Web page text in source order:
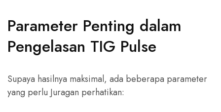
Parameter Penting dalam
Pengelasan TIG Pulse
Supaya hasilnya maksimal, ada beberapa parameter
yang perlu Juragan perhatikan: